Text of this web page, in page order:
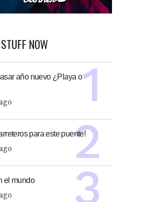
NOW
año nuevo ¿Playa o
para este puente!
el mundo